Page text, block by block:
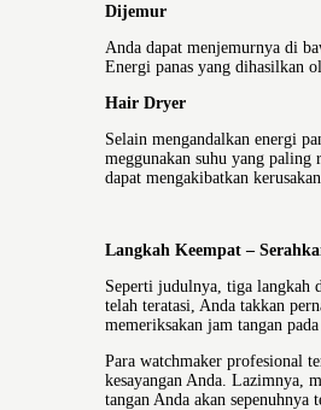
Dijemur
Anda dapat menjemurnya di
Energi panas yang dihasilkan
Hair Dryer
Selain mengandalkan energi
meggunakan suhu yang paling
dapat mengakibatkan
Langkah Keempat –
Seperti judulnya, tiga langkah
telah teratasi, Anda takkan
memeriksakan jam tangan pada
Para watchmaker profesional
kesayangan Anda. Lazimnya,
tangan Anda akan sepenuhnya